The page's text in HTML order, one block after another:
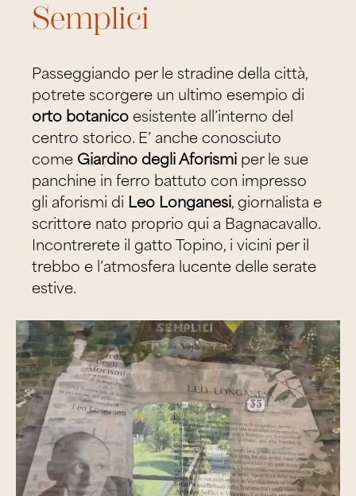
Semplici
Passeggiando per le stradine della città,
potrete scorgere un ultimo esempio di
orto botanico esistente all’interno del
centro storico. E’ anche conosciuto
come Giardino degli Aforismi per le sue
panchine in ferro battuto con impresso
gli aforismi di Leo Longanesi , giornalista e
scrittore nato proprio qui a Bagnacavallo.
Incontrerete il gatto Topino, i vicini per il
trebbo e l’atmosfera lucente delle serate
estive.